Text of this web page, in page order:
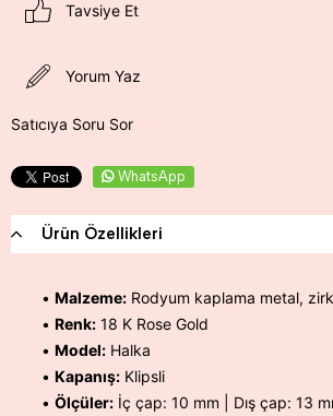
Tavsiye Et
Yorum Yaz
Satıcıya Soru Sor
WhatsApp
Ürün Özellikleri
• Malzeme: Rodyum kaplama metal,
• Renk: 18 K Rose Gold
• Model: Halka
• Kapanış: Klipsli
• Ölçüler: İç çap: 10 mm | Dış çap: 13